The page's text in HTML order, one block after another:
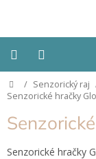
Montessori
Detská
izba
Domov
/ Senzorický raj
Senzorické hračky
Senzorické hračky